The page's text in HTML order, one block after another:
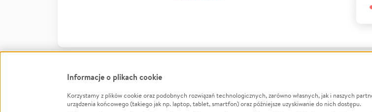
Informacje O nas
Informacje o plikach cookie
Korzystamy z plików cookie oraz podobnych rozwiązań technologicznych, zarówno własnych, jak i naszych
urządzenia końcowego (takiego jak np. laptop, tablet, smartfon) oraz późniejsze uzyskiwanie do nich dostępu.